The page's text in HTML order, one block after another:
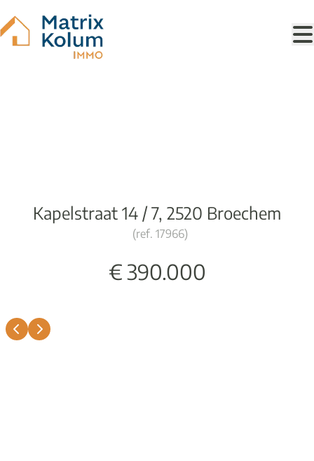
Kapelstraat 14 / 7, 2520 Broechem
(ref. 17966)
€ 390.000